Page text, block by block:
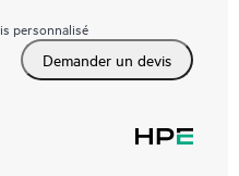
personnalisé
Demander un devis